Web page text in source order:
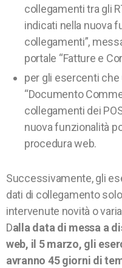
collegamenti tra gli
indicati nella nuova
collegamenti”,
portale “Fatture e
per gli esercenti
“Documento
collegamenti dei
nuova funzionalità
procedura web.
Successivamente, gli
dati di collegamento
intervenute novità o
Dalla data di messa a
web, il 5 marzo, gli
avranno 45 giorni di